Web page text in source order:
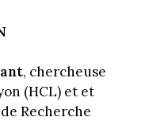
, chercheuse
(HCL) et et
Recherche